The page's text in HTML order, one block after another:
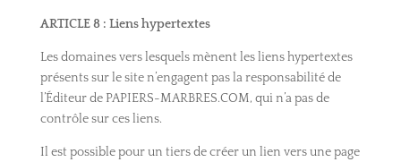
ARTICLE 8 : Liens hypertextes
Les domaines vers lesquels mènent les liens hypertextes
présents sur le site n’engagent pas la responsabilité de
l’Éditeur de PAPIERS-MARBRES.COM, qui n’a pas de
contrôle sur ces liens.
Il est possible pour un tiers de créer un lien vers une page